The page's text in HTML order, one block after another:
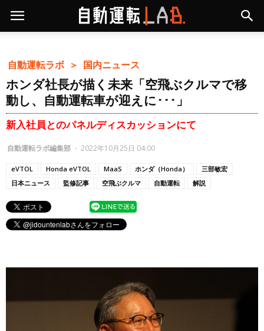
自動運転ラボ ＞ 国内ニュース
ホンダ社長が描く未来「空飛ぶクルマで移
動し、自動運転車が迎えに･･･」
新入社員とのパネルディスカッションにて
自動運転ラボ編集部 - 2022年10月25日 04:00
eVTOL Honda eVTOL MaaS ホンダ（Honda）
三部敏宏
日本ニュース
監修記事 空飛ぶクルマ 自動運転 解説